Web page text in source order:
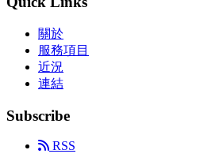
關於
服務項目
近況
連結
Subscribe
RSS